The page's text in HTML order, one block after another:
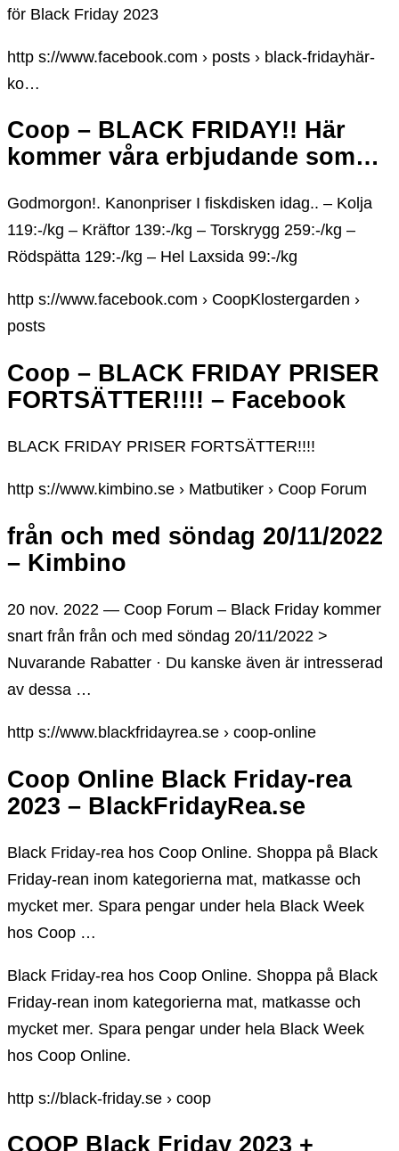
för Black Friday 2023
http s://www.facebook.com › posts › black-fridayhär-
ko…
Coop – BLACK FRIDAY!! Här
kommer våra erbjudande som…
Godmorgon!. Kanonpriser I fiskdisken idag.. – Kolja
119:-/kg – Kräftor 139:-/kg – Torskrygg 259:-/kg –
Rödspätta 129:-/kg – Hel Laxsida 99:-/kg
http s://www.facebook.com › CoopKlostergarden ›
posts
Coop – BLACK FRIDAY PRISER
FORTSÄTTER!!!! – Facebook
BLACK FRIDAY PRISER FORTSÄTTER!!!!
http s://www.kimbino.se › Matbutiker › Coop Forum
från och med söndag 20/11/2022
– Kimbino
20 nov. 2022 — Coop Forum – Black Friday kommer
snart från från och med söndag 20/11/2022 >
Nuvarande Rabatter · Du kanske även är intresserad
av dessa …
http s://www.blackfridayrea.se › coop-online
Coop Online Black Friday-rea
2023 – BlackFridayRea.se
Black Friday-rea hos Coop Online. Shoppa på Black
Friday-rean inom kategorierna mat, matkasse och
mycket mer. Spara pengar under hela Black Week
hos Coop …
Black Friday-rea hos Coop Online. Shoppa på Black
Friday-rean inom kategorierna mat, matkasse och
mycket mer. Spara pengar under hela Black Week
hos Coop Online.
http s://black-friday.se › coop
COOP Black Friday 2023 +